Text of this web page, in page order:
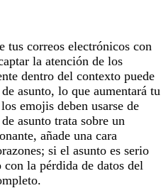
tus correos electrónicos con
la atención de los
dentro del contexto puede
asunto, lo que aumentará tu
emojis deben usarse de
asunto trata sobre un
añade una cara
si el asunto es serio
la pérdida de datos del